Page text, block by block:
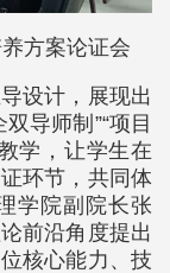
方案论证会
设计，展现出
导师制”“项目
学，让学生在
环节，共同体
学院副院长张
前沿角度提出
核心能力、技